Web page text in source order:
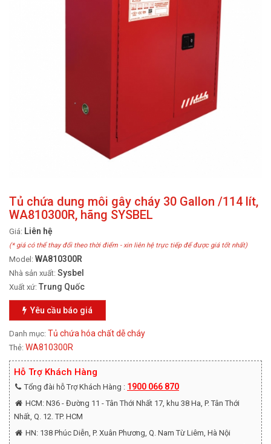
Tủ chứa dung môi gây cháy 30 Gallon /114 lít,
WA810300R, hãng SYSBEL
Giá: Liên hệ
(* giá có thể thay đổi theo thời điểm - xin liên hệ trực tiếp để được giá tốt nhất)
Model: WA810300R
Nhà sản xuất: Sysbel
Xuất xứ: Trung Quốc
Yêu cầu báo giá
Danh mục: Tủ chứa hóa chất dễ cháy
Thẻ: WA810300R
Hỗ Trợ Khách Hàng
Tổng đài hỗ Trợ Khách Hàng : 1900 066 870
HCM: N36 - Đường 11 - Tân Thới Nhất 17, khu 38 Ha, P. Tân Thới
Nhất, Q. 12. TP. HCM
HN: 138 Phúc Diễn, P. Xuân Phương, Q. Nam Từ Liêm, Hà Nội